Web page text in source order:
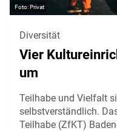
Privat
Diversität
Vier
um
Teilhabe und Vielfalt
selbstverständlich.
Teilhabe (ZfKT)